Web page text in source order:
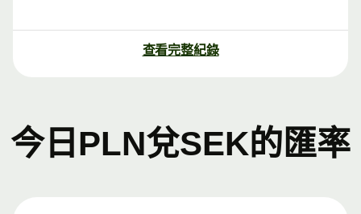
查看完整紀錄
今日PLN兌SEK的匯率